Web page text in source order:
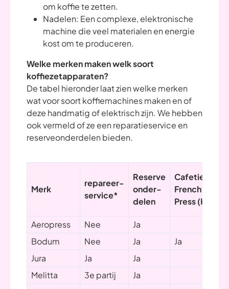
om koffie te zetten.
Nadelen: Een complexe, elektronische
machine die veel materialen en energie
kost om te produceren.
Welke merken maken welk soort
koffiezetapparaten?
De tabel hieronder laat zien welke merken
wat voor soort koffiemachines maken en of
deze handmatig of elektrisch zijn. We hebben
ook vermeld of ze een reparatieservice en
reserveonderdelen bieden.
Merk
repareer-
service*
Reserve
onder-
delen
Cafetiere/
French
Press (H)
Aeropress Nee
Ja
Bodum
Nee Ja
Ja
Jura
Ja
Ja
Melitta
3e partij
Ja